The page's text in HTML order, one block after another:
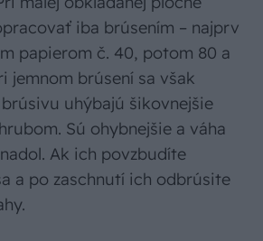
iba brúsením – najprv
papierom č. 40, potom 80 a
jemnom brúsení sa však
uhýbajú šikovnejšie
Sú ohybnejšie a váha
Ak ich povzbudíte
a po zaschnutí ich odbrúsite